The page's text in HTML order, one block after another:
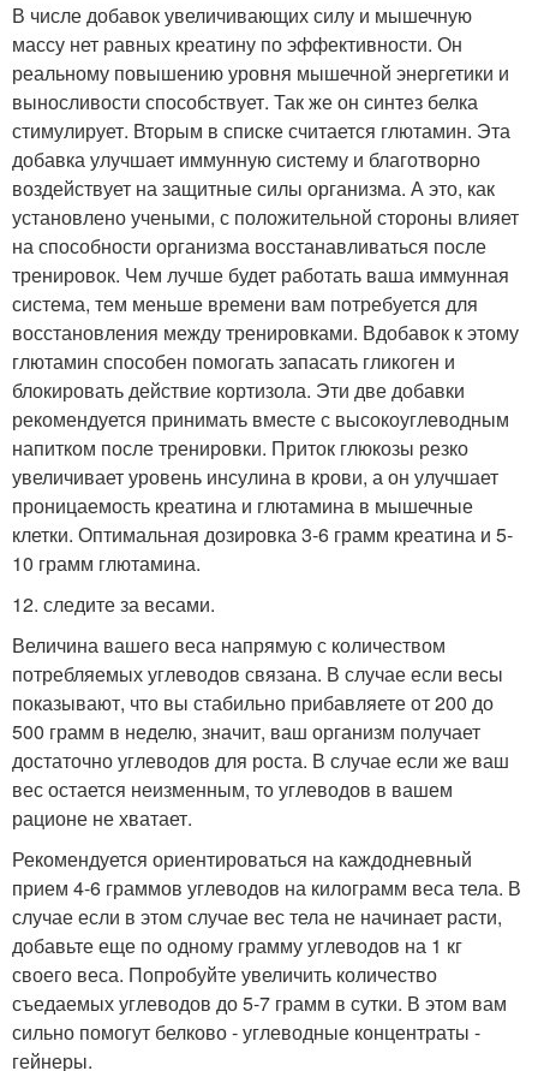
В числе добавок увеличивающих силу и мышечную
массу нет равных креатину по эффективности. Он
реальному повышению уровня мышечной энергетики и
выносливости способствует. Так же он синтез белка
стимулирует. Вторым в списке считается глютамин. Эта
добавка улучшает иммунную систему и благотворно
воздействует на защитные силы организма. А это, как
установлено учеными, с положительной стороны влияет
на способности организма восстанавливаться после
тренировок. Чем лучше будет работать ваша иммунная
система, тем меньше времени вам потребуется для
восстановления между тренировками. Вдобавок к этому
глютамин способен помогать запасать гликоген и
блокировать действие кортизола. Эти две добавки
рекомендуется принимать вместе с высокоуглеводным
напитком после тренировки. Приток глюкозы резко
увеличивает уровень инсулина в крови, а он улучшает
проницаемость креатина и глютамина в мышечные
клетки. Оптимальная дозировка 3-6 грамм креатина и 5-
10 грамм глютамина.
12. следите за весами.
Величина вашего веса напрямую с количеством
потребляемых углеводов связана. В случае если весы
показывают, что вы стабильно прибавляете от 200 до
500 грамм в неделю, значит, ваш организм получает
достаточно углеводов для роста. В случае если же ваш
вес остается неизменным, то углеводов в вашем
рационе не хватает.
Рекомендуется ориентироваться на каждодневный
прием 4-6 граммов углеводов на килограмм веса тела. В
случае если в этом случае вес тела не начинает расти,
добавьте еще по одному грамму углеводов на 1 кг
своего веса. Попробуйте увеличить количество
съедаемых углеводов до 5-7 грамм в сутки. В этом вам
сильно помогут белково - углеводные концентраты -
гейнеры.